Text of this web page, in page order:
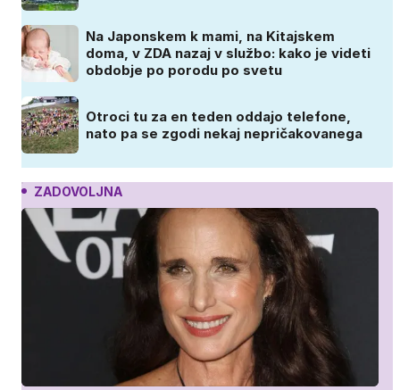
Na Japonskem k mami, na Kitajskem
doma, v ZDA nazaj v službo: kako je videti
obdobje po porodu po svetu
Otroci tu za en teden oddajo telefone,
nato pa se zgodi nekaj nepričakovanega
ZADOVOLJNA